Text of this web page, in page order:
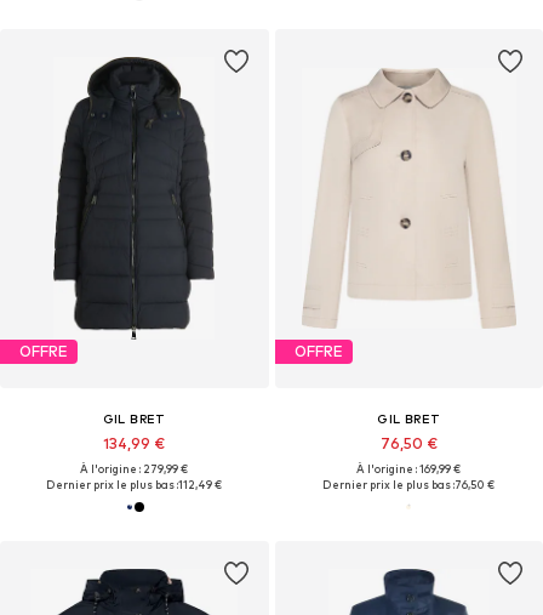
OFFRE
GIL BRET
134,99 €
À l'origine : 279,99 €
Dernier prix le plus bas :112,49 €
OFFRE
GIL BRET
76,50 €
À l'origine : 169,99 €
Dernier prix le plus bas :76,50 €